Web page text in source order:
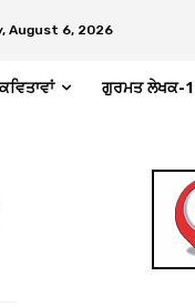
August 6, 2026
ਕਵਿਤਾਵਾਂ ਗੁਰਮਤ ਲੇਖਕ-1